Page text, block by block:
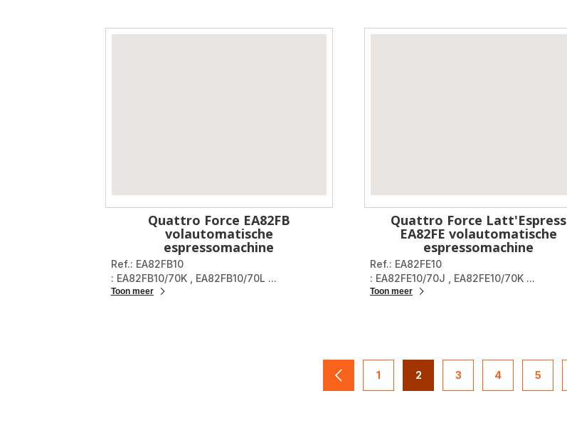
Quattro Force EA82FB
volautomatische
espressomachine
Ref.: EA82FB10
: EA82FB10/70K
EA82FB10/70L ...
Toon meer
Quattro Force Latt'Espress
EA82FE volautomatische
espressomachine
Ref.: EA82FE10
: EA82FE10/70J
EA82FE10/70K ...
Toon meer
navigation.pagination.actions.prev
1-
2
-
3
-
4
-
5
-